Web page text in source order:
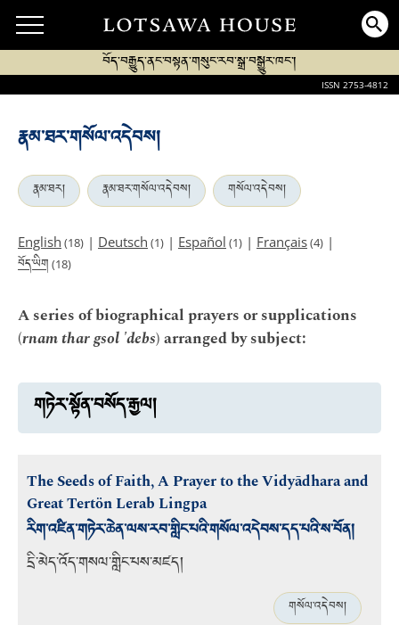
བོད་བརྒྱུད་ནང་བསྟན་གསུང་རབ་སྒྲ་བསྒྱུར་ཁང་།
ISSN 2753-4812
རྣམ་ཐར་གསོལ་འདེབས།
རྣམ་ཐར། རྣམ་ཐར་གསོལ་འདེབས། གསོལ་འདེབས།
English (18) | Deutsch (1) | Español (1) | Français(4) |
བོད་ཡིག (18)
A series of biographical prayers or supplications
(rnam thar gsol 'debs) arranged by subject:
གཏེར་སྟོན་བསོད་རྒྱལ།
The Seeds of Faith, A Prayer to the Vidyādhara and
Great Tertön Lerab Lingpa
རིག་འཛིན་གཏེར་ཆེན་ལས་རབ་གླིང་པའི་གསོལ་འདེབས་དད་པའི་ས་བོན།
དྲི་མེད་འོད་གསལ་གླིང་པས་མཛད།
གསོལ་འདེབས།